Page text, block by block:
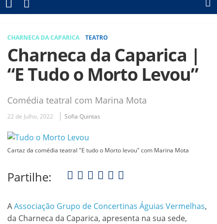
CHARNECA DA CAPARICA TEATRO
Charneca da Caparica |
“E Tudo o Morto Levou”
Comédia teatral com Marina Mota
22 de Julho, 2022 Sofia Quintas
Cartaz da comédia teatral "E tudo o Morto levou" com Marina Mota
Partilhe:
AAssociação Grupo de Concertinas Águias Vermelhas,
da Charneca da Caparica, apresenta na sua sede,